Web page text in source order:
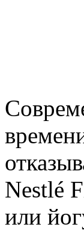
Nestlé
или